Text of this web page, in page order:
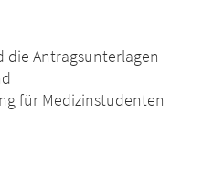
Antragsunterlagen
für Medizinstudenten